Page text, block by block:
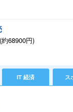
68900円)
IT 経済 ス